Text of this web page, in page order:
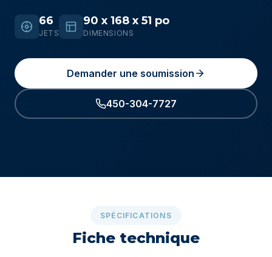
66
JETS
90 x 168 x 51 po
DIMENSIONS
Demander une soumission
450-304-7727
SPÉCIFICATIONS
Fiche technique